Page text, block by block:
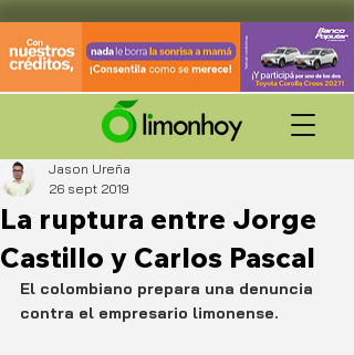
La ruptura entre Jorge
Castillo y Carlos Pascal
Jason Ureña
26 sept 2019
El colombiano prepara una denuncia
contra el empresario limonense.